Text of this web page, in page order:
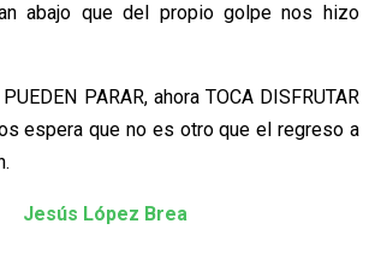
abajo que del propio golpe nos hizo
PARAR, ahora TOCA DISFRUTAR
espera que no es otro que el regreso a
Jesús López Brea